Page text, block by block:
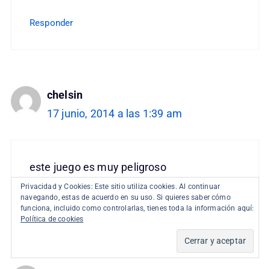
Responder
chelsin
17 junio, 2014 a las 1:39 am
este juego es muy peligroso
Responder
Privacidad y Cookies: Este sitio utiliza cookies. Al continuar
navegando, estas de acuerdo en su uso. Si quieres saber cómo
funciona, incluido como controlarlas, tienes toda la información aquí:
Política de cookies